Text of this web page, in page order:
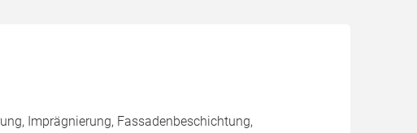
Imprägnierung, Fassadenbeschichtung,